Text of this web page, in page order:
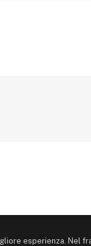
esperienza. Nel